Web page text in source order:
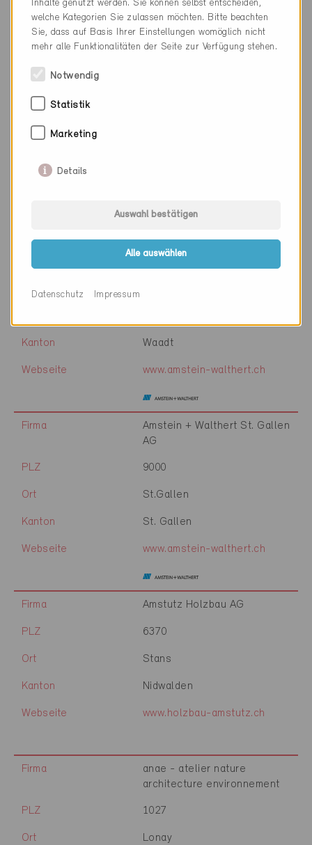
Webseite www.amstein-walthert.ch
Firma
PLZ
Ort
Kanton
Amstein + Walthert Lausanne
PLZ
Kanton Waadt
Webseite www.amstein-walthert.ch
Firma
Amstein + Walthert St. Gallen
AG
PLZ 9000
Ort St.Gallen
Kanton St. Gallen
Webseite www.amstein-walthert.ch
Firma Amstutz Holzbau AG
PLZ 6370
Ort Stans
Kanton Nidwalden
Webseite www.holzbau-amstutz.ch
Firma
anae - atelier nature
architecture environnement
PLZ 1027
Ort Lonay
Inhalte genutzt werden. Sie können selbst entscheiden,
welche Kategorien Sie zulassen möchten. Bitte beachten
Sie, dass auf Basis Ihrer Einstellungen womöglich nicht
mehr alle Funktionalitäten der Seite zur Verfügung stehen.
Notwendig
Statistik
Marketing
Details
Auswahl bestätigen
Alle auswählen
Datenschutz Impressum